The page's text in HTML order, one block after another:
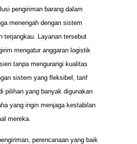
pengiriman barang dalam
menengah dengan sistem
terjangkau. Layanan tersebut
mengatur anggaran logistik
tanpa mengurangi kualitas
sistem yang fleksibel, tarif
pilihan yang banyak digunakan
yang ingin menjaga kestabilan
mereka.
perencanaan yang baik